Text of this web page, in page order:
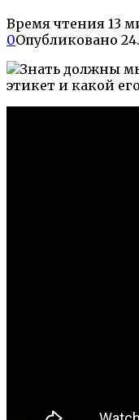
Время чтения 13
0Опубликовано